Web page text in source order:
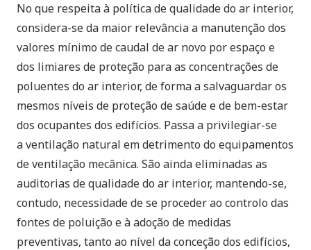
No que respeita à política de qualidade do ar interior,
considera-se da maior relevância a manutenção dos
valores mínimo de caudal de ar novo por espaço e
dos limiares de proteção para as concentrações de
poluentes do ar interior, de forma a salvaguardar os
mesmos níveis de proteção de saúde e de bem-estar
dos ocupantes dos edifícios. Passa a privilegiar-se
a ventilação natural em detrimento do equipamentos
de ventilação mecânica. São ainda eliminadas as
auditorias de qualidade do ar interior, mantendo-se,
contudo, necessidade de se proceder ao controlo das
fontes de poluição e à adoção de medidas
preventivas, tanto ao nível da conceção dos edifícios,